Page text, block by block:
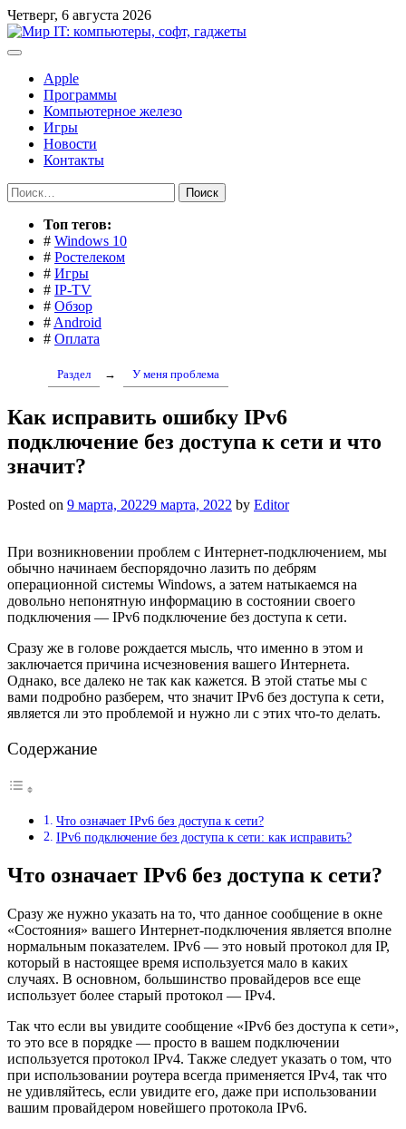
Перейти
к
содержимому
Четверг, 6 августа 2026
Apple
Программы
Компьютерное железо
Игры
Новости
Контакты
Найти:
Toп тегов:
# Windows 10
# Ростелеком
# Игры
# IP-TV
# Обзор
# Android
# Оплата
Раздел → У меня проблема
Как исправить ошибку IPv6
подключение без доступа к сети и что
значит?
Posted on 9 марта, 20229 марта, 2022 by Editor
При возникновении проблем с Интернет-подключением, мы
обычно начинаем беспорядочно лазить по дебрям
операционной системы Windows, а затем натыкаемся на
довольно непонятную информацию в состоянии своего
подключения — IPv6 подключение без доступа к сети.
Сразу же в голове рождается мысль, что именно в этом и
заключается причина исчезновения вашего Интернета.
Однако, все далеко не так как кажется. В этой статье мы с
вами подробно разберем, что значит IPv6 без доступа к сети,
является ли это проблемой и нужно ли с этих что-то делать.
Содержание
Что означает IPv6 без доступа к сети?
IPv6 подключение без доступа к сети: как исправить?
Что означает IPv6 без доступа к сети?
Сразу же нужно указать на то, что данное сообщение в окне
«Состояния» вашего Интернет-подключения является вполне
нормальным показателем. IPv6 — это новый протокол для IP,
который в настоящее время используется мало в каких
случаях. В основном, большинство провайдеров все еще
использует более старый протокол — IPv4.
Так что если вы увидите сообщение «IPv6 без доступа к сети»,
то это все в порядке — просто в вашем подключении
используется протокол IPv4. Также следует указать о том, что
при использовании роутера всегда применяется IPv4, так что
не удивляйтесь, если увидите его, даже при использовании
вашим провайдером новейшего протокола IPv6.